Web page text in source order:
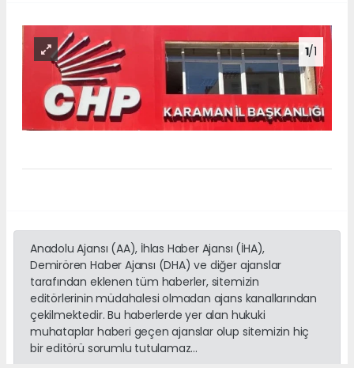
1/1
Anadolu Ajansı (AA), İhlas Haber Ajansı (İHA),
Demirören Haber Ajansı (DHA) ve diğer ajanslar
tarafından eklenen tüm haberler, sitemizin
editörlerinin müdahalesi olmadan ajans kanallarından
çekilmektedir. Bu haberlerde yer alan hukuki
muhataplar haberi geçen ajanslar olup sitemizin hiç
bir editörü sorumlu tutulamaz...